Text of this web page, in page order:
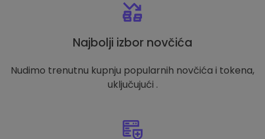
Najbolji izbor novčića
Nudimo trenutnu kupnju popularnih novčića i tokena,
uključujući .